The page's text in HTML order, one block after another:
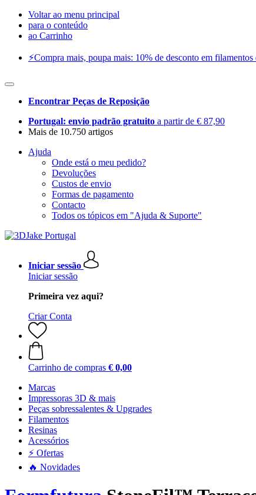
Voltar ao menu principal
para o conteúdo
ao Carrinho
⚡️Compra mais, poupa mais: 10% de desconto em filamentos
Encontrar Peças de Reposição
Portugal: envio padrão gratuito a partir de € 87,90
Mais de 10.750 artigos
Ajuda
Onde está o meu pedido?
Devoluções
Custos de envio
Formas de pagamento
Contacto
Todos os tópicos em "Ajuda & Suporte"
Iniciar sessão
Iniciar sessão
Primeira vez aqui?
Criar Conta
Carrinho de compras € 0,00
Marcas
Impressoras 3D & mais
Peças sobressalentes & Upgrades
Filamentos
Resinas
Acessórios
⚡ Ofertas
🔥 Novidades